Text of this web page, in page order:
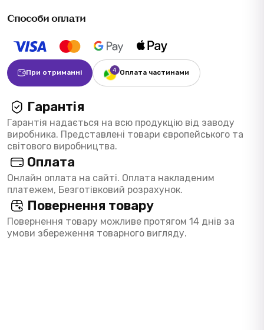
Способи оплати
При отриманні Оплата частинами
Гарантія
Гарантія надається на всю продукцію від заводу
виробника. Представлені товари європейського та
світового виробництва.
Оплата
Онлайн оплата на сайті. Оплата накладеним
платежем, Безготівковий розрахунок.
Повернення товару
Повернення товару можливе протягом 14 днів за
умови збереження товарного вигляду.